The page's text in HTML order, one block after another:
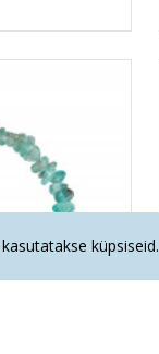
küpsiseid.